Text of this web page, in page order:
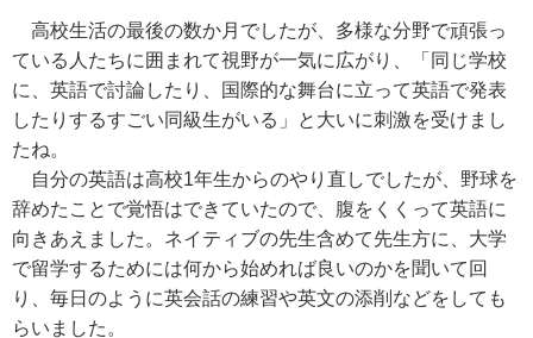
高校生活の最後の数か月でしたが、多様な分野で頑張っ
ている人たちに囲まれて視野が一気に広がり、「同じ学校
に、英語で討論したり、国際的な舞台に立って英語で発表
したりするすごい同級生がいる」と大いに刺激を受けまし
たね。
自分の英語は高校1年生からのやり直しでしたが、野球を
辞めたことで覚悟はできていたので、腹をくくって英語に
向きあえました。ネイティブの先生含めて先生方に、大学
で留学するためには何から始めれば良いのかを聞いて回
り、毎日のように英会話の練習や英文の添削などをしても
らいました。